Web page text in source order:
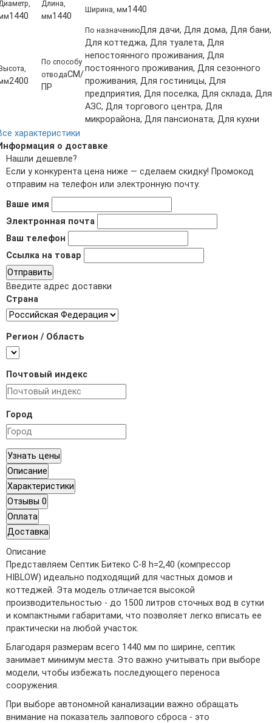
1440
Длина,
мм1440
Ширина, мм1440
2400
По способу
отводаСМ/
ПР
По назначениюДля дачи, Для дома, Для бани,
Для коттеджа, Для туалета, Для
непостоянного проживания, Для
постоянного проживания, Для сезонного
проживания, Для гостиницы, Для
предприятия, Для поселка, Для склада, Для
АЗС, Для торгового центра, Для
микрорайона, Для пансионата, Для кухни
характеристики
о доставке
Нашли дешевле?
Если у конкурента цена ниже — сделаем скидку! Промокод
отправим на телефон или электронную почту.
Ваше имя
Электронная почта
Ваш телефон
Ссылка на товар
Отправить
Введите адрес доставки
Страна
Регион / Область
Почтовый индекс
Город
Узнать цены
Описание
Характеристики
Отзывы 0
Оплата
Доставка
Описание
Представляем Септик Битеко С-8 h=2,40 (компрессор
HIBLOW) идеально подходящий для частных домов и
коттеджей. Эта модель отличается высокой
производительностью - до 1500 литров сточных вод в сутки
и компактными габаритами, что позволяет легко вписать ее
практически на любой участок.
Благодаря размерам всего 1440 мм по ширине, септик
занимает минимум места. Это важно учитывать при выборе
модели, чтобы избежать последующего переноса
сооружения.
При выборе автономной канализации важно обращать
внимание на показатель залпового сброса - это